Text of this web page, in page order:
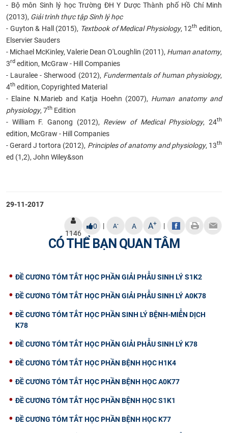
- Bộ môn Sinh lý học Trường ĐH Y Dược Thành phố Hồ Chí Minh
(2013), Giải trình thực tập Sinh lý học
- Guyton & Hall (2015), Textbook of Medical Physiology, 12th edition,
Elservier Sauders
- Michael McKinley, Valerie Dean O'Loughlin (2011), Human anatomy,
3rd edition, McGraw - Hill Companies
- Lauralee - Sherwood (2012), Fundermentals of human physiology,
4th edition, Copyrighted Material
- Elaine N.Marieb and Katja Hoehn (2007), Human anatomy and
physiology, 7th Edition
- William F. Ganong (2012), Review of Medical Physiology, 24th
edition, McGraw - Hill Companies
- Gerard J tortora (2012), Principles of anatomy and physiology, 13th
ed (1,2), John Wiley&son
29-11-2017
1146
0 | A- A A+ |
CÓ THỂ BẠN QUAN TÂM
ĐỀ CƯƠNG TÓM TẮT HỌC PHẦN GIẢI PHẪU SINH LÝ S1K2
ĐỀ CƯƠNG TÓM TẮT HỌC PHẦN GIẢI PHẪU SINH LÝ A0K78
ĐỀ CƯƠNG TÓM TẮT HỌC PHẦN SINH LÝ BỆNH-MIỄN DỊCH
K78
ĐỀ CƯƠNG TÓM TẮT HỌC PHẦN GIẢI PHẪU SINH LÝ K78
ĐỀ CƯƠNG TÓM TẮT HỌC PHẦN BỆNH HỌC H1K4
ĐỀ CƯƠNG TÓM TẮT HỌC PHẦN BỆNH HỌC A0K77
ĐỀ CƯƠNG TÓM TẮT HỌC PHẦN BỆNH HỌC S1K1
ĐỀ CƯƠNG TÓM TẮT HỌC PHẦN BỆNH HỌC K77